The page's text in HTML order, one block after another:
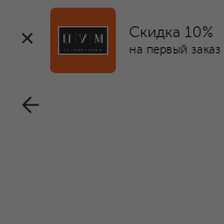
Скидка 10%
на первый